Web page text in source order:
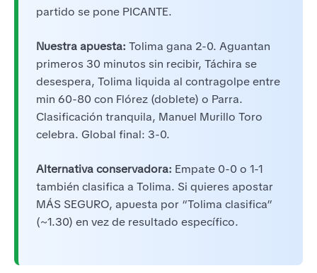
partido se pone PICANTE.
Nuestra apuesta: Tolima gana 2-0. Aguantan
primeros 30 minutos sin recibir, Táchira se
desespera, Tolima liquida al contragolpe entre
min 60-80 con Flórez (doblete) o Parra.
Clasificación tranquila, Manuel Murillo Toro
celebra. Global final: 3-0.
Alternativa conservadora: Empate 0-0 o 1-1
también clasifica a Tolima. Si quieres apostar
MÁS SEGURO, apuesta por “Tolima clasifica”
(~1.30) en vez de resultado específico.